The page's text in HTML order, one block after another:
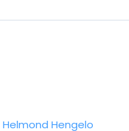
Helmond Hengelo